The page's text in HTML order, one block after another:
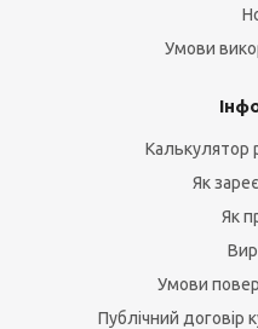
Умови
Калькулятор
Як
Як
Умови
Публічний договір